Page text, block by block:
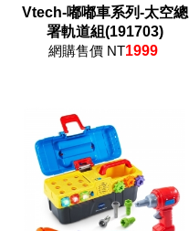
Vtech-嘟嘟車系列-太空總
署軌道組(191703)
網購售價 NT1999